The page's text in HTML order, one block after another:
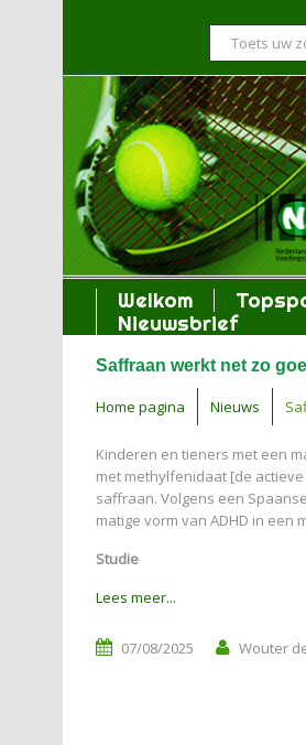
Welkom
Nieuwsbrief
Saffraan werkt net zo
Home pagina Nieuws
Kinderen en tieners met een
met methylfenidaat [de
saffraan. Volgens een Spaanse
matige vorm van ADHD in een
Studie
Lees meer...
07/08/2025 Wouter